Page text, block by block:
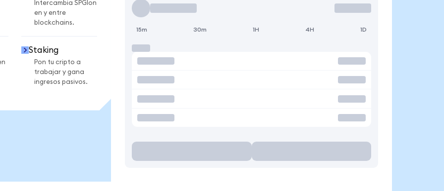
Intercambia SPGIon
en y entre
blockchains.
Staking
Pon tu cripto a
trabajar y gana
ingresos pasivos.
15m 30m 1H 4H 1D